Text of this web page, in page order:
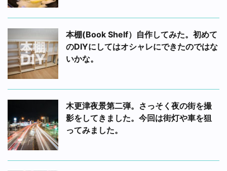
本棚(Book Shelf）自作してみた。初めて
のDIYにしてはオシャレにできたのではな
いかな。
木更津夜景第二弾。さっそく夜の街を撮
影をしてきました。今回は街灯や車を狙
ってみました。